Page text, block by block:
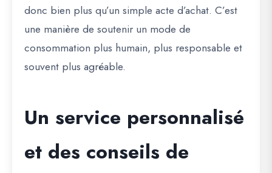
donc bien plus qu’un simple acte d’achat. C’est
une manière de soutenir un mode de
consommation plus humain, plus responsable et
souvent plus agréable.
Un service personnalisé
et des conseils de